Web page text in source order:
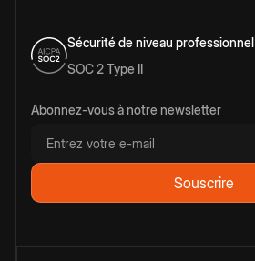
Sécurité de niveau professionnel
SOC 2 Type II
Abonnez-vous à notre newsletter